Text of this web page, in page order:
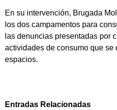
En su intervención, Brugada
los dos campamentos para
las denuncias presentadas por
actividades de consumo que se
espacios.
Entradas Relacionadas